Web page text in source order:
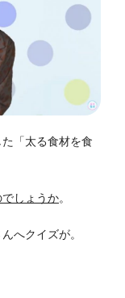
「太る食材を食
しょうか。
へクイズが。